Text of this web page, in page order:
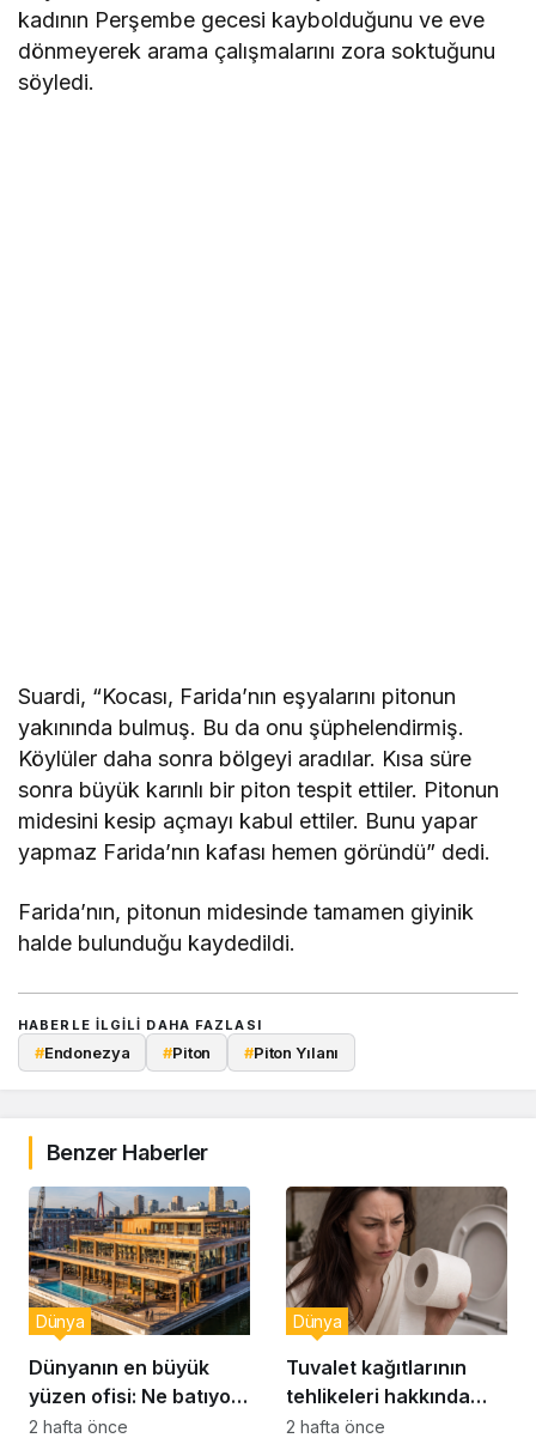
kadının Perşembe gecesi kaybolduğunu ve eve
dönmeyerek arama çalışmalarını zora soktuğunu
söyledi.
Suardi, “Kocası, Farida’nın eşyalarını pitonun
yakınında bulmuş. Bu da onu şüphelendirmiş.
Köylüler daha sonra bölgeyi aradılar. Kısa süre
sonra büyük karınlı bir piton tespit ettiler. Pitonun
midesini kesip açmayı kabul ettiler. Bunu yapar
yapmaz Farida’nın kafası hemen göründü” dedi.
Farida’nın, pitonun midesinde tamamen giyinik
halde bulunduğu kaydedildi.
HABERLE ILGILI DAHA FAZLASI
#Endonezya #Piton #Piton Yılanı
Benzer Haberler
Dünyanın en büyük
yüzen ofisi: Ne batıyor
ne yerinde kalıyor
Dünya
2 hafta önce
Tuvalet kağıtlarının
tehlikeleri hakkında
yeni uyarılar
Dünya
2 hafta önce